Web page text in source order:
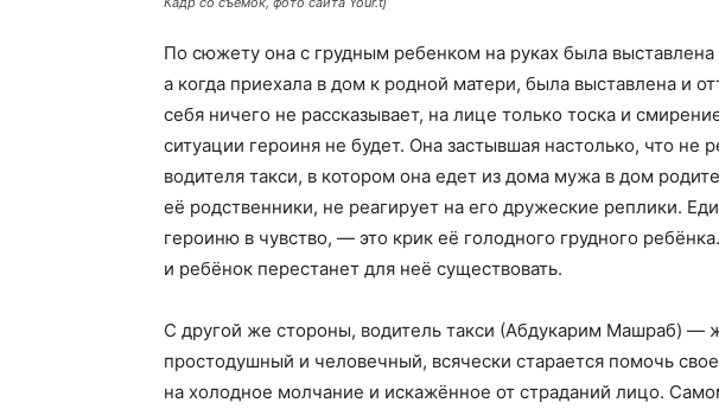
По сюжету она с грудным ребенком на руках была
а когда приехала в дом к родной матери, была выставлена и
себя ничего не рассказывает, на лице только тоска и
ситуации героиня не будет. Она застывшая настолько, что не
водителя такси, в котором она едет из дома мужа в дом
её родственники, не реагирует на его дружеские реплики.
героиню в чувство, — это крик её голодного грудного
и ребёнок перестанет для неё существовать.
С другой же стороны, водитель такси (Абдукарим Машраб) —
простодушный и человечный, всячески старается помочь
на холодное молчание и искажённое от страданий лицо.